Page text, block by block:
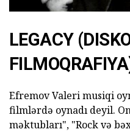
LEGACY
Efremov Valeri musiqi
filmlərdə oynadı deyil.
məktubları", "Rock və